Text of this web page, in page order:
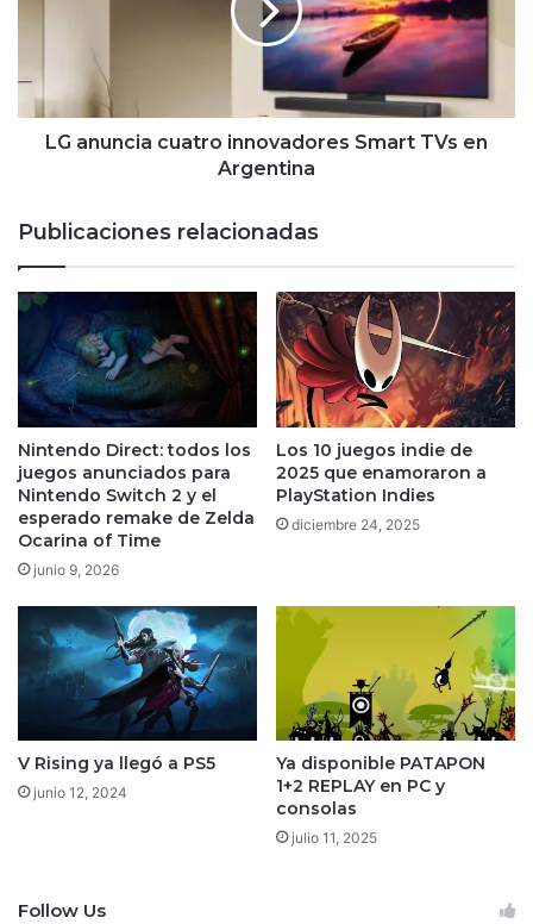
Argentina
LG anuncia cuatro innovadores Smart TVs en
Argentina
Publicaciones relacionadas
Nintendo Direct: todos los
juegos anunciados para
Nintendo Switch 2 y el
esperado remake de Zelda
Ocarina of Time
junio 9, 2026
Los 10 juegos indie de
2025 que enamoraron a
PlayStation Indies
diciembre 24, 2025
V Rising ya llegó a PS5
junio 12, 2024
Ya disponible PATAPON
1+2 REPLAY en PC y
consolas
julio 11, 2025
Follow Us